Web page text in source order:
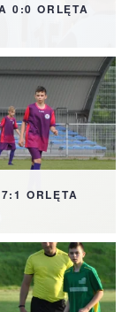
0:0 ORLĘTA
ORLĘTA